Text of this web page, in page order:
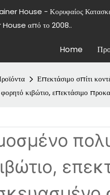
House - Κορυφαίος
από το 2008..
Home
Επεκτάσιμο σπίτι
κιβώτιο, επεκτάσιμο